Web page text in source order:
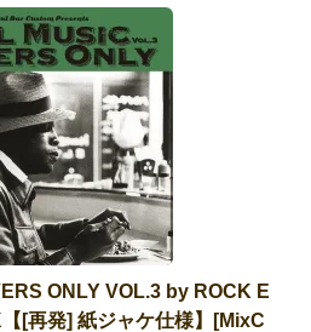
ONLY VOL.3 by ROCK E
[再発] 紙ジャケ仕様】[MixC